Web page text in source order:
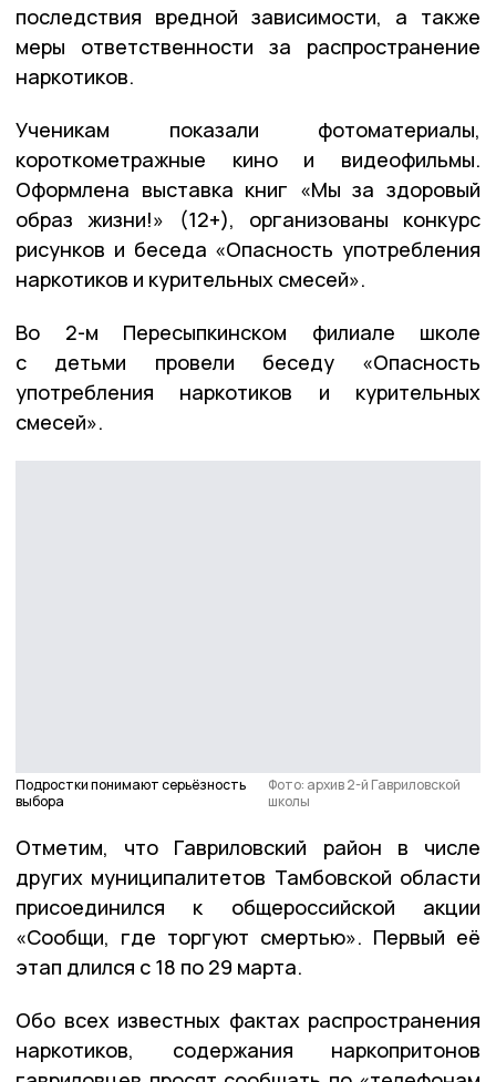
последствия вредной зависимости, а также
меры ответственности за распространение
наркотиков.
Ученикам показали фотоматериалы,
короткометражные кино и видеофильмы.
Оформлена выставка книг «Мы за здоровый
образ жизни!» (12+), организованы конкурс
рисунков и беседа «Опасность употребления
наркотиков и курительных смесей».
Во 2-м Пересыпкинском филиале школе
с детьми провели беседу «Опасность
употребления наркотиков и курительных
смесей».
Подростки понимают серьёзность
выбора
Фото: архив 2-й Гавриловской
школы
Отметим, что Гавриловский район в числе
других муниципалитетов Тамбовской области
присоединился к общероссийской акции
«Сообщи, где торгуют смертью». Первый её
этап длился с 18 по 29 марта.
Обо всех известных фактах распространения
наркотиков, содержания наркопритонов